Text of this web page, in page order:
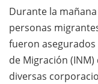
Durante la
personas
fueron
de Migración
diversas